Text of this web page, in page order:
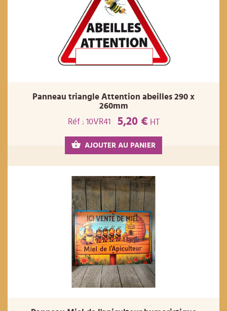
Panneau triangle Attention abeilles 290 x
260mm
Réf : 10VR41
5,20 € HT
AJOUTER AU PANIER